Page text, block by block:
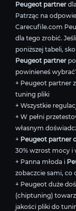
Peugeot partner
Patrząc na
Carecufile.com
dla tego zrobić.
poniższej tabeli,
Peugeot partner
powinieneś
+ Peugeot partner
tuning pliki
+ Wszystkie
+ W pełni
własnym
+ Peugeot partner
30% wzrost mocy i
+ Panna młoda i
zobaczcie sami, co
+ Peugeot duże
(chiptuning)
jakości pliki do